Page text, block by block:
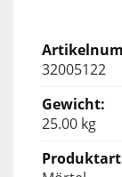
32005122
25.00 kg